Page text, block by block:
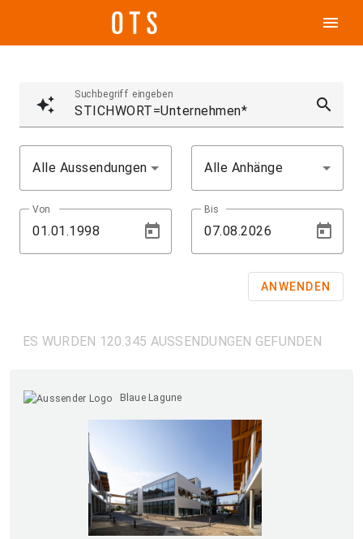
menu
auto_awesome
Suchbegriff eingeben
search
Alle Aussendungen Alle Anhänge
Von Bis
ANWENDEN
ES WURDEN 120.345 AUSSENDUNGEN GEFUNDEN
Blaue Lagune